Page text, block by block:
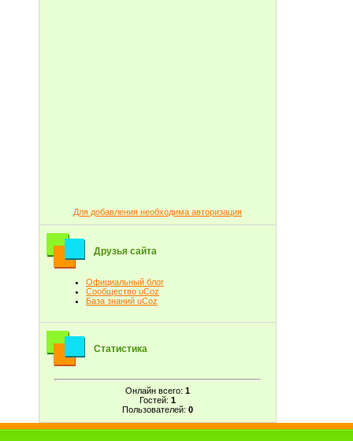
Для добавления необходима авторизация
Друзья сайта
Официальный блог
Сообщество uCoz
База знаний uCoz
Статистика
Онлайн всего: 1
Гостей: 1
Пользователей: 0